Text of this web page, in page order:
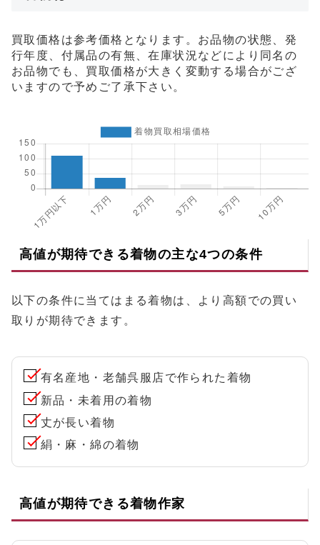
買取価格は参考価格となります。お品物の状態、発
行年度、付属品の有無、在庫状況などにより同名の
お品物でも、買取価格が大きく変動する場合がござ
いますので予めご了承下さい。
高値が期待できる着物の主な4つの条件
以下の条件に当てはまる着物は、より高額での買い
取りが期待できます。
有名産地・老舗呉服店で作られた着物
新品・未着用の着物
丈が長い着物
絹・麻・綿の着物
高値が期待できる着物作家